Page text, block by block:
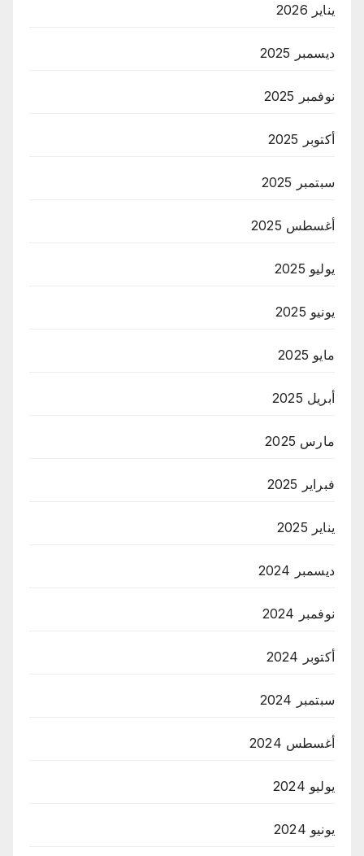
يناير 2026
ديسمبر 2025
نوفمبر 2025
أكتوبر 2025
سبتمبر 2025
أغسطس 2025
يوليو 2025
يونيو 2025
مايو 2025
أبريل 2025
مارس 2025
فبراير 2025
يناير 2025
ديسمبر 2024
نوفمبر 2024
أكتوبر 2024
سبتمبر 2024
أغسطس 2024
يوليو 2024
يونيو 2024